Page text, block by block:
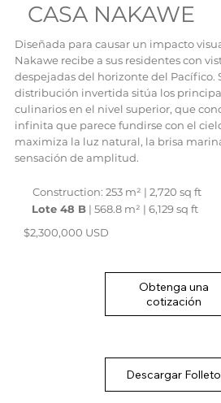
CASA NAKAWE
Diseñada para causar un impacto
Nakawe recibe a sus residentes con
despejadas del horizonte del Pacífico.
distribución invertida sitúa los
culinarios en el nivel superior, que
infinita que parece fundirse con el
maximiza la luz natural, la brisa
sensación de amplitud.
Construction: 253 m² | 2,720 sq ft
Lote 48 B | 568.8 m² | 6,129 sq ft
$2,300,000 USD
Obtenga una
cotización
Descargar Folleto